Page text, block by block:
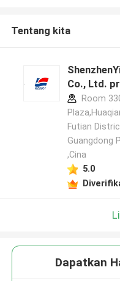
Tentang kita
Co., Ltd.
Room
Futian
Guangdong
,Cina
5.0
Dapatkan